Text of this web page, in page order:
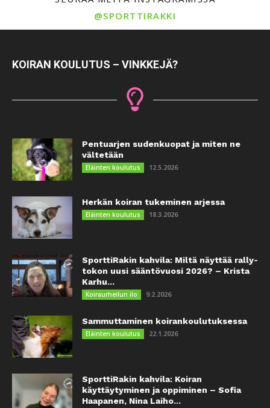
@SPORTTIRAKKI
KOIRAN KOULUTUS – VINKKEJÄ?
Pentuarjen sudenkuopat ja miten ne
vältetään
Eläinten koulutus 12.5.2026
Herkän koiran tukeminen arjessa
Eläinten koulutus 18.3.2026
SporttiRakin kahvila: Miltä näyttää rally-
tokon uusi sääntövuosi 2026? – Krista
Karhu...
Koiraurheilun ilo 9.2.2026
Sammuttaminen koirankoulutuksessa
Eläinten koulutus 22.1.2026
SporttiRakin kahvila: Koiran
käyttäytyminen ja oppiminen – Sofia
Haapanen, Nina Laiho...